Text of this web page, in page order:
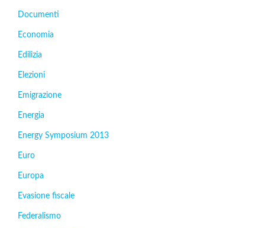
Documenti
Economia
Edilizia
Elezioni
Emigrazione
Energia
Energy Symposium 2013
Euro
Europa
Evasione fiscale
Federalismo